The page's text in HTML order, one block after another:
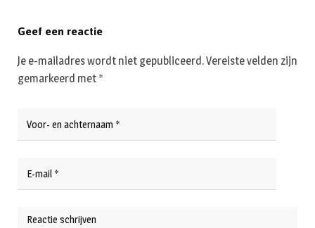
Geef een reactie
Je e-mailadres wordt niet gepubliceerd.Vereiste velden zijn
gemarkeerd met *